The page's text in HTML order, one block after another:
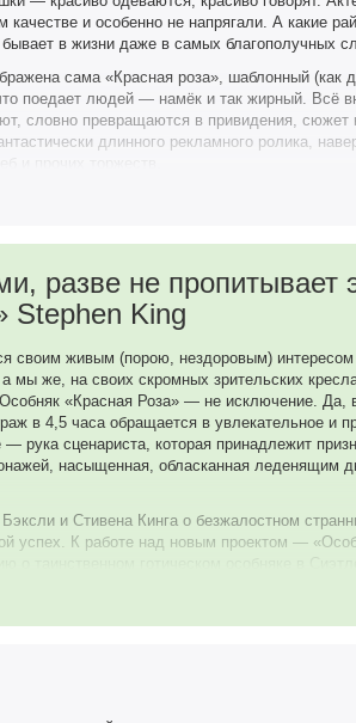
или же вызывающих эмпатию, или
смысла расписывать все их
драму и понимание всей вселенной.
дядюшки Ст. Кинга, - которая может как
чем для «критики от многочисленных
длинный фильм (точно, телесериал) будет
и особенно не напрягали. А какие
в жизни даже в самых благополучных
сама «Красная роза», шаблонный
поедает людей — намёк и так жирный. Всё
словно превращаются в привидения,
длинного рекламного ролика,
разве не пропитывает
King
своим живым (порою, нездоровым)
мы же, на своих скромных зрительских
«Красная Роза» — не исключение. Да,
в 4,5 часа обращается в увлекательное и
рука сценариста, которая принадлежит
насыщенная, обласканная леденящим
и Стивена Кинга о безжалостном
успех. К работе над новым проектом —
«Красная Роза», за 90 лет
Запечатаем? Ну, может, все-таки
делегацию экстрасенсов и
всё на камеру. «Не совсем умершие»